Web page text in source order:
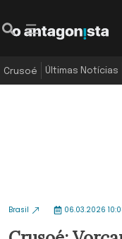
Crusoé Últimas Notícias
Brasil 06.03.2026